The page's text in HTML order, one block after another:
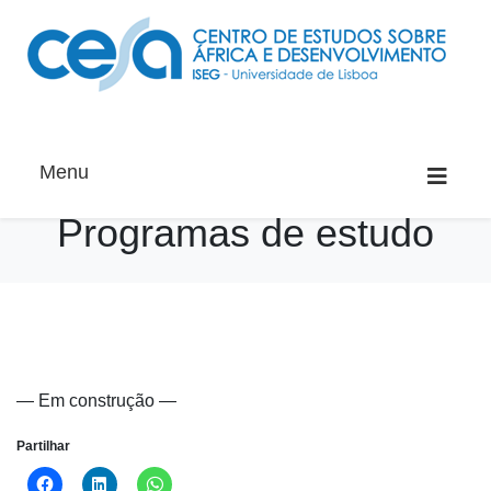
Menu
Programas de estudo
— Em construção —
Partilhar
Click Click Click